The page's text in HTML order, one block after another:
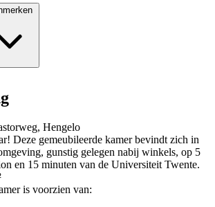
Hengelo
Deze gemeubileerde kamer bevindt zich in
gunstig gelegen nabij winkels, op 5
en 15 minuten van de Universiteit Twente.
is voorzien van: